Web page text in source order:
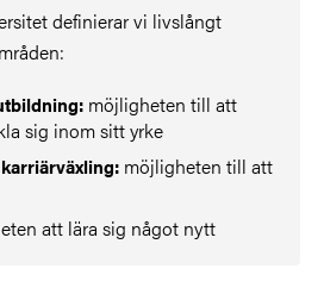
definierar vi livslångt
möjligheten till att
sig inom sitt yrke
möjligheten till att
att lära sig något nytt